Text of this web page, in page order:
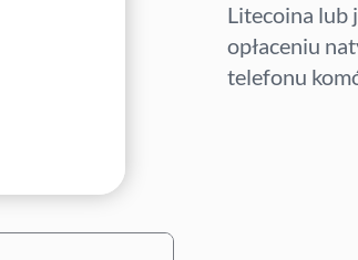
Litecoina lub
opłaceniu
telefonu